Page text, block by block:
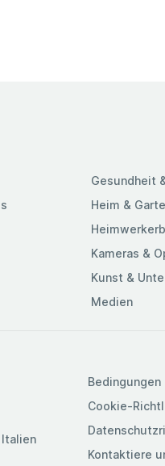
Gesundheit
Heim &
Kameras &
Kunst &
Medien
Italien
Bedingungen
Cookie-
Kontaktiere